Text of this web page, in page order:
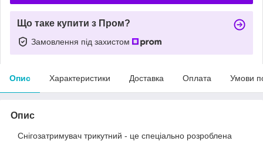
Що таке купити з Пром?
Замовлення під захистом
Опис Характеристики Доставка Оплата Умови
Опис
Снігозатримувач трикутний - це спеціально розроблена